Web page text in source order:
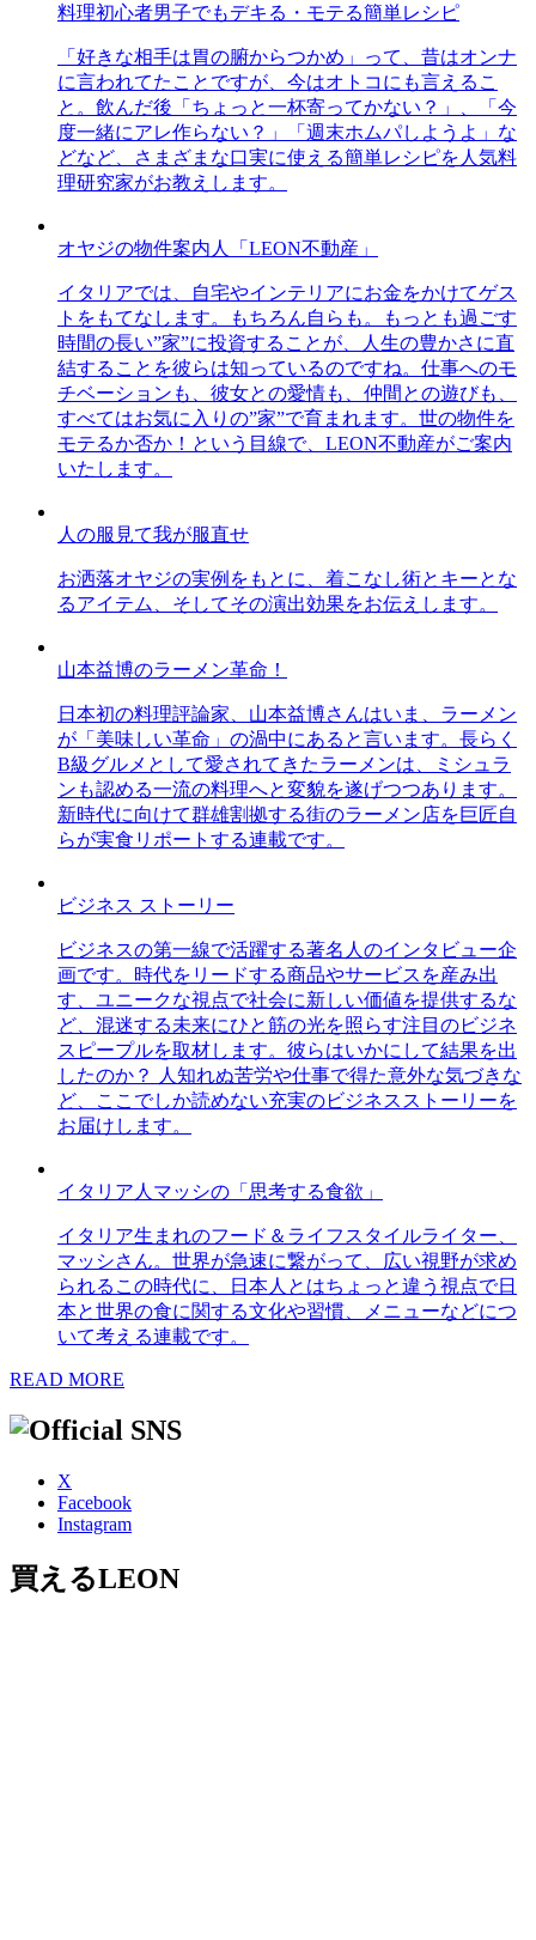
料理初心者男子でもデキる・モテる簡単レシピ
「好きな相手は胃の腑からつかめ」って、昔はオンナ
に言われてたことですが、今はオトコにも言えるこ
と。飲んだ後「ちょっと一杯寄ってかない？」、「今
度一緒にアレ作らない？」「週末ホムパしようよ」な
どなど、さまざまな口実に使える簡単レシピを人気料
理研究家がお教えします。
オヤジの物件案内人「LEON不動産」
イタリアでは、自宅やインテリアにお金をかけてゲス
トをもてなします。もちろん自らも。もっとも過ごす
時間の長い”家”に投資することが、人生の豊かさに直
結することを彼らは知っているのですね。仕事へのモ
チベーションも、彼女との愛情も、仲間との遊びも、
すべてはお気に入りの”家”で育まれます。世の物件を
モテるか否か！という目線で、LEON不動産がご案内
いたします。
人の服見て我が服直せ
お洒落オヤジの実例をもとに、着こなし術とキーとな
るアイテム、そしてその演出効果をお伝えします。
山本益博のラーメン革命！
日本初の料理評論家、山本益博さんはいま、ラーメン
が「美味しい革命」の渦中にあると言います。長らく
B級グルメとして愛されてきたラーメンは、ミシュラ
ンも認める一流の料理へと変貌を遂げつつあります。
新時代に向けて群雄割拠する街のラーメン店を巨匠自
らが実食リポートする連載です。
ビジネス ストーリー
ビジネスの第一線で活躍する著名人のインタビュー企
画です。時代をリードする商品やサービスを産み出
す、ユニークな視点で社会に新しい価値を提供するな
ど、混迷する未来にひと筋の光を照らす注目のビジネ
スピープルを取材します。彼らはいかにして結果を出
したのか？ 人知れぬ苦労や仕事で得た意外な気づきな
ど、ここでしか読めない充実のビジネスストーリーを
お届けします。
イタリア人マッシの「思考する食欲」
イタリア生まれのフード＆ライフスタイルライター、
マッシさん。世界が急速に繋がって、広い視野が求め
られるこの時代に、日本人とはちょっと違う視点で日
本と世界の食に関する文化や習慣、メニューなどにつ
いて考える連載です。
READ MORE
X
Facebook
Instagram
買えるLEON